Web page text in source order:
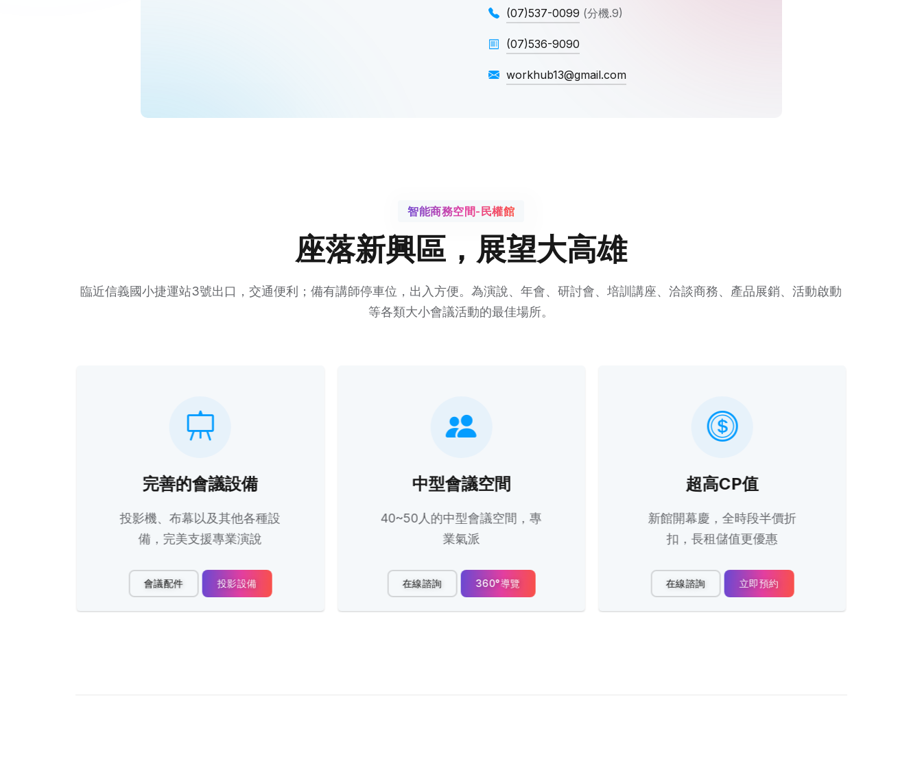
(07)537-0099 (分機.9)
(07)536-9090
workhub13@gmail.com
智能商務空間-民權館
座落新興區，展望大高雄
臨近信義國小捷運站3號出口，交通便利；備有講師停車位，出入方便。為演說、年會、研討會、培訓講座、洽談商務、產品展銷、活動啟動
等各類大小會議活動的最佳場所。
完善的會議設備
投影機、布幕以及其他各種設
備，完美支援專業演說
會議配件 投影設備
中型會議空間
40~50人的中型會議空間，專
業氣派
在線諮詢 360°導覽
超高CP值
新館開幕慶，全時段半價折
扣，長租儲值更優惠
在線諮詢 立即預約